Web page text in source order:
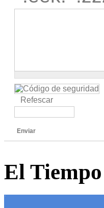
Refescar
Enviar
El Tiempo